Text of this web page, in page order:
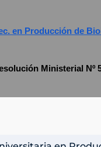
en Producción de
Ministerial Nº